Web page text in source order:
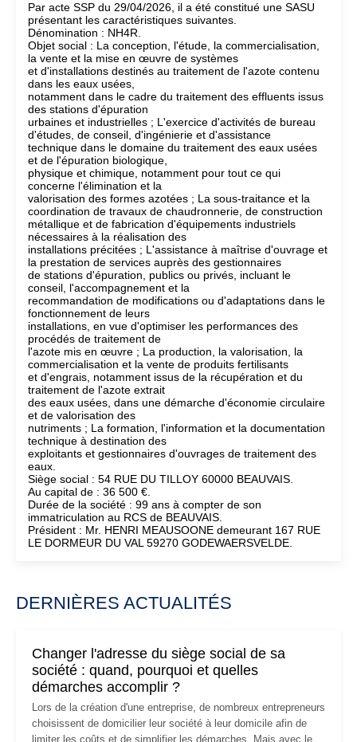
Par acte SSP du 29/04/2026, il a été constitué une SASU
présentant les caractéristiques suivantes.
Dénomination : NH4R.
Objet social : La conception, l'étude, la commercialisation,
la vente et la mise en œuvre de systèmes
et d'installations destinés au traitement de l'azote contenu
dans les eaux usées,
notamment dans le cadre du traitement des effluents issus
des stations d'épuration
urbaines et industrielles ; L'exercice d'activités de bureau
d'études, de conseil, d'ingénierie et d'assistance
technique dans le domaine du traitement des eaux usées
et de l'épuration biologique,
physique et chimique, notamment pour tout ce qui
concerne l'élimination et la
valorisation des formes azotées ; La sous-traitance et la
coordination de travaux de chaudronnerie, de construction
métallique et de fabrication d'équipements industriels
nécessaires à la réalisation des
installations précitées ; L'assistance à maîtrise d'ouvrage et
la prestation de services auprès des gestionnaires
de stations d'épuration, publics ou privés, incluant le
conseil, l'accompagnement et la
recommandation de modifications ou d'adaptations dans le
fonctionnement de leurs
installations, en vue d'optimiser les performances des
procédés de traitement de
l'azote mis en œuvre ; La production, la valorisation, la
commercialisation et la vente de produits fertilisants
et d'engrais, notamment issus de la récupération et du
traitement de l'azote extrait
des eaux usées, dans une démarche d'économie circulaire
et de valorisation des
nutriments ; La formation, l'information et la documentation
technique à destination des
exploitants et gestionnaires d'ouvrages de traitement des
eaux.
Siège social : 54 RUE DU TILLOY 60000 BEAUVAIS.
Au capital de : 36 500 €.
Durée de la société : 99 ans à compter de son
immatriculation au RCS de BEAUVAIS.
Président : Mr. HENRI MEAUSOONE demeurant 167 RUE
LE DORMEUR DU VAL 59270 GODEWAERSVELDE.
DERNIÈRES ACTUALITÉS
Changer l'adresse du siège social de sa
société : quand, pourquoi et quelles
démarches accomplir ?
Lors de la création d'une entreprise, de nombreux entrepreneurs
choisissent de domicilier leur société à leur domicile afin de
limiter les coûts et de simplifier les démarches. Mais avec le